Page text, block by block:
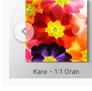
Kare - 1:1 Oran